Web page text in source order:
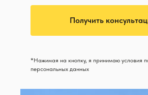
Получить
*Нажимая на кнопку, я принимаю условия
персональных данных